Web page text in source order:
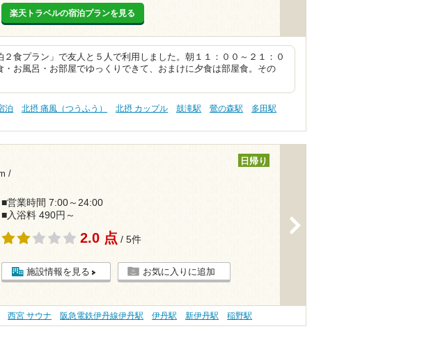
楽天トラベルの宿泊プランを見る
２食プラン」で友人と５人で利用しました。朝１１：００～２１：０
・お風呂・お部屋でゆっくりできて、おまけに夕食は部屋食。その
泊 北摂 痛風（つうふう） 北摂 カップル 鼓滝駅 鶯の森駅
多田駅
/
日帰り
■営業時間 7:00～24:00
■入浴料 490円～
2.0 点 / 5件
施設情報を見る お気に入りに追加
西宮 サウナ 阪急電鉄伊丹線伊丹駅 伊丹駅 新伊丹駅 稲野駅